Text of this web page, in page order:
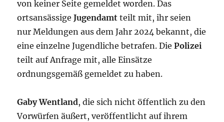
von keiner Seite gemeldet worden. Das
ortsansässigeJugendamt teilt mit, ihr seien
nur Meldungen aus dem Jahr 2024 bekannt, die
eine einzelne Jugendliche betrafen. DiePolizei
teilt auf Anfrage mit, alle Einsätze
ordnungsgemäß gemeldet zu haben.
Gaby Wentland, die sich nicht öffentlich zu den
Vorwürfen äußert, veröffentlicht auf ihrem